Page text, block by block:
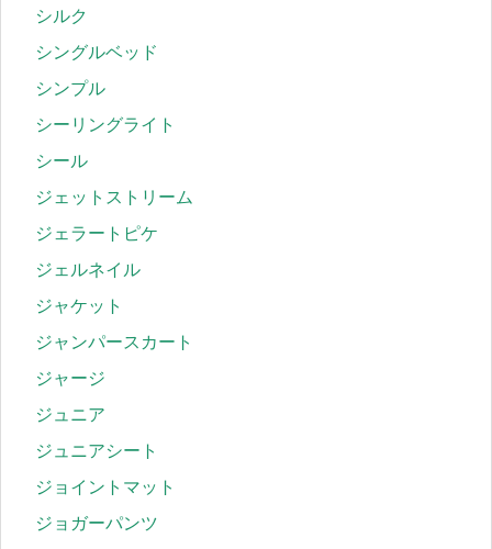
シルク
シングルベッド
シンプル
シーリングライト
シール
ジェットストリーム
ジェラートピケ
ジェルネイル
ジャケット
ジャンパースカート
ジャージ
ジュニア
ジュニアシート
ジョイントマット
ジョガーパンツ